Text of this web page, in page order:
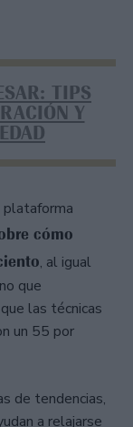
TIPS
Y
cómo
, al igual
que
las técnicas
un 55 por
de tendencias,
a relajarse